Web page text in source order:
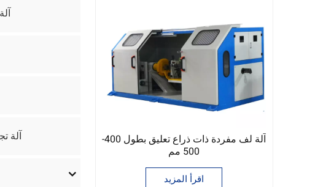
آلة
آلة لف مفردة ذات ذراع تعليق بطول 400-
500 مم
اقرأ المزيد